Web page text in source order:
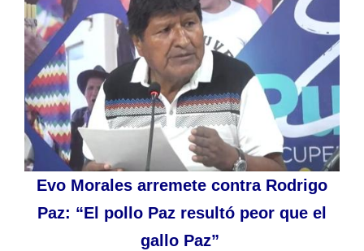
Evo Morales arremete contra Rodrigo
Paz: “El pollo Paz resultó peor que el
gallo Paz”